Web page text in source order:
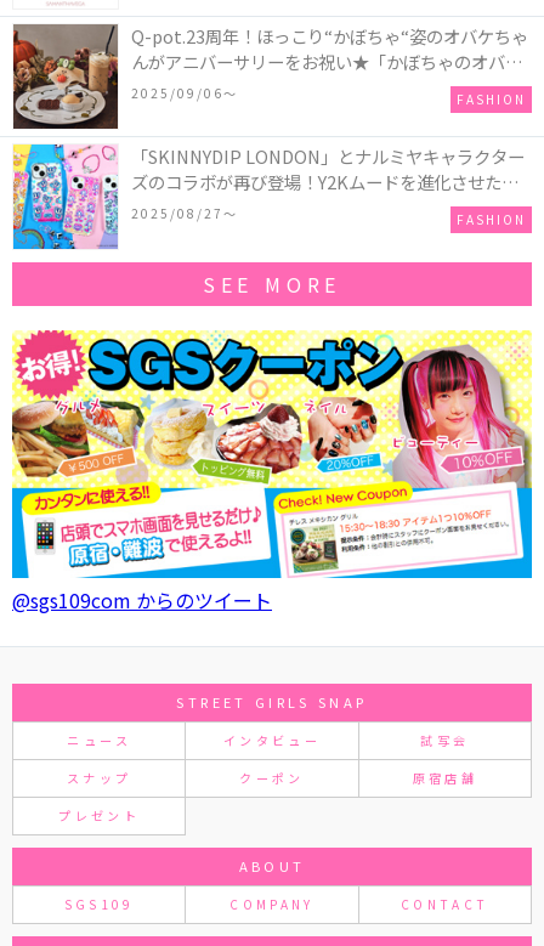
Q-pot.23周年！ほっこり“かぼちゃ“姿のオバケちゃ
んがアニバーサリーをお祝い★「かぼちゃのオバケ
ーキアクセサリー」が新発売！Q-pot CAFE.では
「かぼちゃのオバケーキプレート」も登場
2025/09/06〜 FASHION
「SKINNYDIP LONDON」とナルミヤキャラクター
ズのコラボが再び登場！Y2Kムードを進化させた新
作コレクションを発売♪
2025/08/27〜 FASHION
SEE MORE
@sgs109com からのツイート
STREET GIRLS SNAP
ニュース インタビュー 試写会
スナップ クーポン 原宿店舗
プレゼント
ABOUT
SGS109 COMPANY CONTACT